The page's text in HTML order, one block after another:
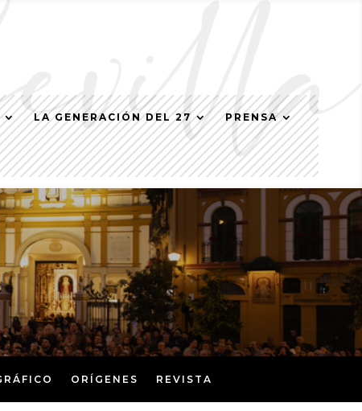
LA GENERACIÓN DEL 27
PRENSA
ORÍGENES REVISTA